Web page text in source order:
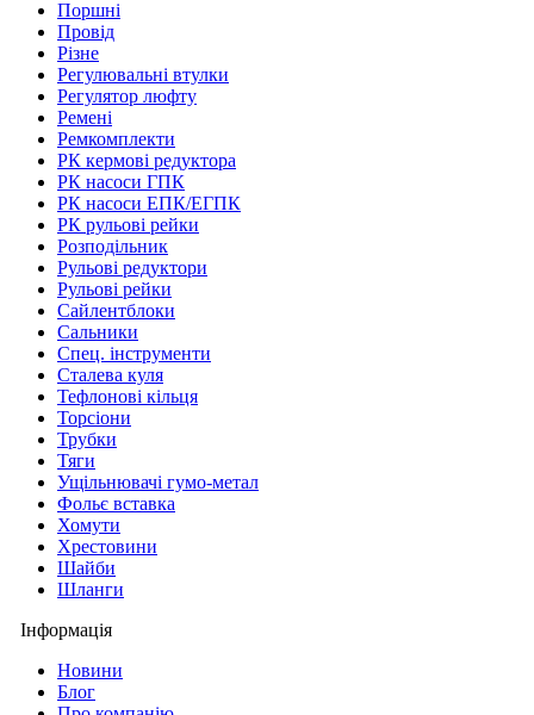
Поршні
Провід
Різне
Регулювальні втулки
Регулятор люфту
Ремені
Ремкомплекти
РК кермові редуктора
РК насоси ГПК
РК насоси ЕПК/ЕГПК
РК рульові рейки
Розподільник
Рульові редуктори
Рульові рейки
Сайлентблоки
Сальники
Спец. інструменти
Сталева куля
Тефлонові кільця
Торсіони
Трубки
Тяги
Ущільнювачі гумо-метал
Фольє вставка
Хомути
Хрестовини
Шайби
Шланги
Інформація
Новини
Блог